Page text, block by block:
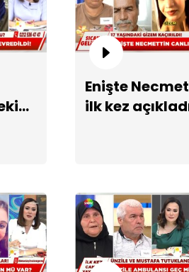
Serdar'dan bomba
Enişte
ilk kez